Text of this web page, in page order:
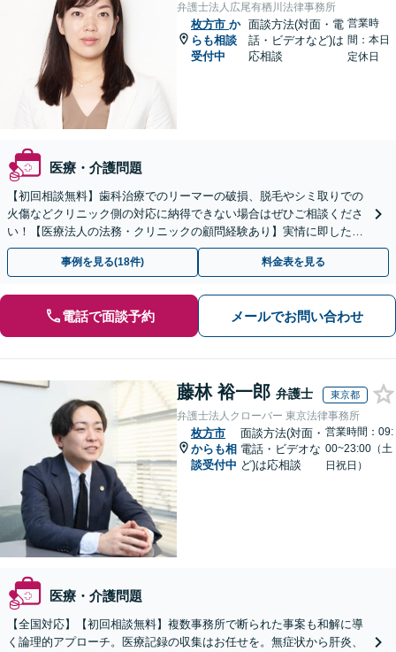
弁護士法人広尾有栖川法律事務所
枚方市 か
らも相談
受付中
面談方法(対面・電
話・ビデオなど)は
応相談
営業時
間：本日
定休日
医療・介護問題
【初回相談無料】歯科治療でのリーマーの破損、脱毛やシミ取りでの
火傷などクリニック側の対応に納得できない場合はぜひご相談くださ
い！【医療法人の法務・クリニックの顧問経験あり】実情に即したア
ドバイスで、納得のできるトラブルの解決を目指します。
事例を見る(18件) 料金表を見る
電話で面談予約 メールでお問い合わせ
藤林 裕一郎 弁護士 東京都
弁護士法人クローバー 東京法律事務所
枚方市
からも相
談受付中
面談方法(対面・
電話・ビデオな
ど)は応相談
営業時間：09:
00~23:00（土
日祝日）
医療・介護問題
【全国対応】【初回相談無料】複数事務所で断られた事案も和解に導
く論理的アプローチ。医療記録の収集はお任せを。無症状から肝炎、